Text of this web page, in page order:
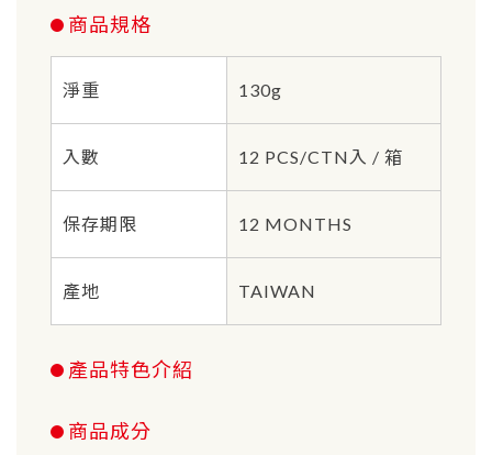
商品規格
淨重 130g
入數 12 PCS/CTN入 / 箱
保存期限 12 MONTHS
產地 TAIWAN
產品特色介紹
商品成分